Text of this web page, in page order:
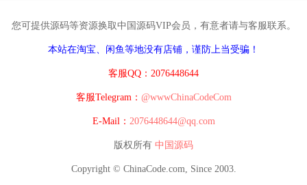
您可提供源码等资源换取中国源码VIP会员，有意者请与客服联系。
本站在淘宝、闲鱼等地没有店铺，谨防上当受骗！
客服QQ：2076448644
客服Telegram： @wwwChinaCodeCom
E-Mail： 2076448644@qq.com
版权所有 中国源码
Copyright © ChinaCode.com, Since 2003.